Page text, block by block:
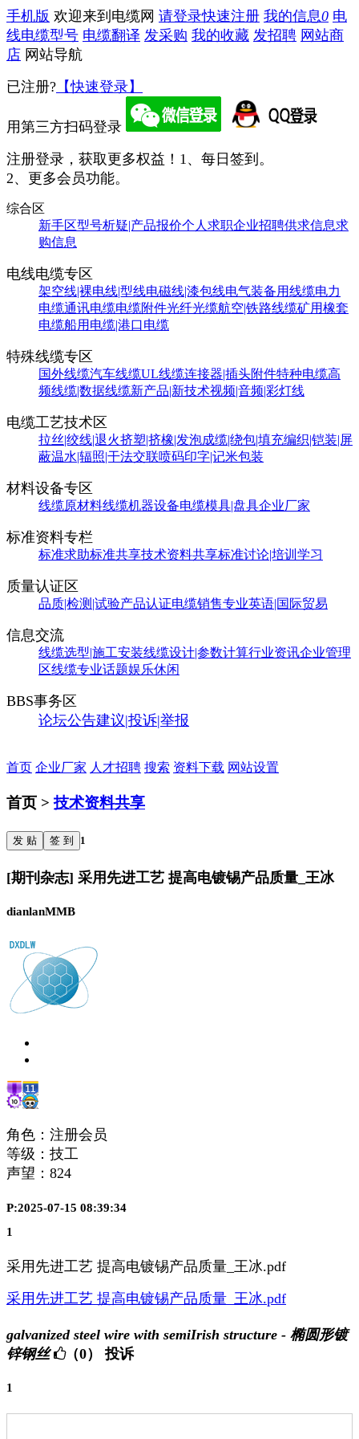
手机版 欢迎来到电缆网 请登录快速注册 我的信息0 电
线电缆型号 电缆翻译 发采购 我的收藏 发招聘 网站商
店 网站导航
已注册? 【快速登录】
用第三方扫码登录
注册登录，获取更多权益！ 1、每日签到。
2、更多会员功能。
综合区
新手区型号析疑|产品报价个人求职企业招聘供求信息求
购信息
电线电缆专区
架空线|裸电线|型线电磁线|漆包线电气装备用线缆电力
电缆通讯电缆电缆附件光纤光缆航空|铁路线缆矿用橡套
电缆船用电缆|港口电缆
特殊线缆专区
国外线缆汽车线缆UL线缆连接器|插头附件特种电缆高
频线缆|数据线缆新产品|新技术视频|音频|彩灯线
电缆工艺技术区
拉丝|绞线|退火挤塑|挤橡|发泡成缆|绕包|填充编织|铠装|屏
蔽温水|辐照|干法交联喷码印字|记米包装
材料设备专区
线缆原材料线缆机器设备电缆模具|盘具企业厂家
标准资料专栏
标准求助标准共享技术资料共享标准讨论|培训学习
质量认证区
品质|检测|试验产品认证电缆销售专业英语|国际贸易
信息交流
线缆选型|施工安装线缆设计|参数计算行业资讯企业管理
区线缆专业话题娱乐休闲
BBS事务区
论坛公告建议|投诉|举报
首页 企业厂家 人才招聘 搜索 资料下载 网站设置
首页 >技术资料共享
发 贴 签 到 1
[期刊杂志] 采用先进工艺 提高电镀锡产品质量_王冰
dianlanMMB
角色：注册会员
等级：技工
声望： 824
P:2025-07-15 08:39:34
1
采用先进工艺 提高电镀锡产品质量_王冰.pdf
采用先进工艺 提高电镀锡产品质量_王冰.pdf
galvanized steel wire with semiIrish structure - 椭圆形镀
锌钢丝
（0） 投诉
1